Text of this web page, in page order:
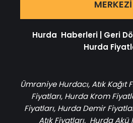
MERKEZI
Hurda Haberleri| Geri
Hurda
Ümraniye Hurdacı,Atık Kağıt
Fiyatları, Hurda Krom
Fiyatları, Hurda Demir
Atık Fiyatları, Hurda Akü